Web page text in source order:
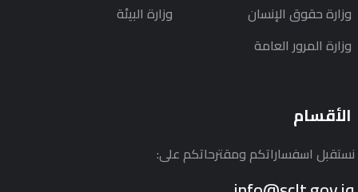
وزارة حقوق الإنسان
وزارة البيئة
وزارة المرور العامة
الأقسام
نستقبل اسفساراتكم ومقترحاتكم على: